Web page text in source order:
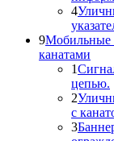
4
9Мобильные
канатами
1
цепью.
2
с
3